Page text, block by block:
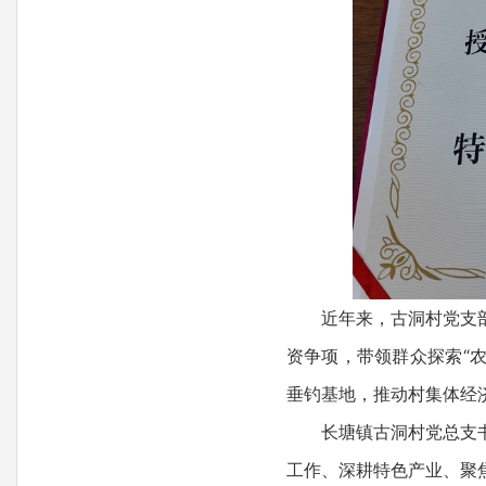
近年来，古洞村党支部
资争项，带领群众探索“
垂钓基地，推动村集体经
长塘镇古洞村党总支书
工作、深耕特色产业、聚